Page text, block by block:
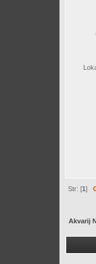
Str: [1]
Akvarij